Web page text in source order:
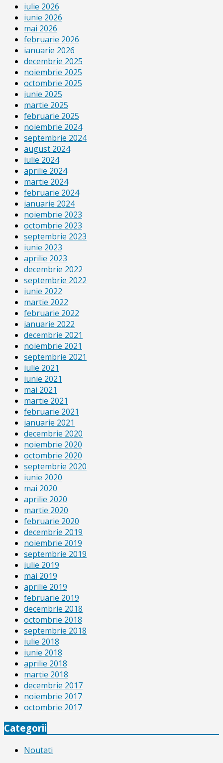
iulie 2026
iunie 2026
mai 2026
februarie 2026
ianuarie 2026
decembrie 2025
noiembrie 2025
octombrie 2025
iunie 2025
martie 2025
februarie 2025
noiembrie 2024
septembrie 2024
august 2024
iulie 2024
aprilie 2024
martie 2024
februarie 2024
ianuarie 2024
noiembrie 2023
octombrie 2023
septembrie 2023
iunie 2023
aprilie 2023
decembrie 2022
septembrie 2022
iunie 2022
martie 2022
februarie 2022
ianuarie 2022
decembrie 2021
noiembrie 2021
septembrie 2021
iulie 2021
iunie 2021
mai 2021
martie 2021
februarie 2021
ianuarie 2021
decembrie 2020
noiembrie 2020
octombrie 2020
septembrie 2020
iunie 2020
mai 2020
aprilie 2020
martie 2020
februarie 2020
decembrie 2019
noiembrie 2019
septembrie 2019
iulie 2019
mai 2019
aprilie 2019
februarie 2019
decembrie 2018
octombrie 2018
septembrie 2018
iulie 2018
iunie 2018
aprilie 2018
martie 2018
decembrie 2017
noiembrie 2017
octombrie 2017
Categorii
Noutati